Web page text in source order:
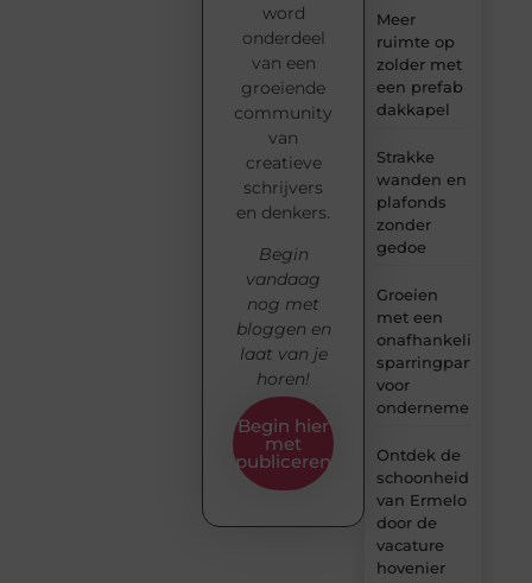
Meer
ruimte op
zolder met
een prefab
dakkapel
Strakke
wanden en
plafonds
zonder
gedoe
Groeien
met een
onafhankelijke
sparringpartner
voor
ondernemers
Ontdek de
schoonheid
van Ermelo
door de
vacature
hovenier
word
onderdeel
van een
groeiende
community
van
creatieve
schrijvers
en denkers.
Begin
vandaag
nog met
bloggen en
laat van je
horen!
Begin hier
met
publiceren